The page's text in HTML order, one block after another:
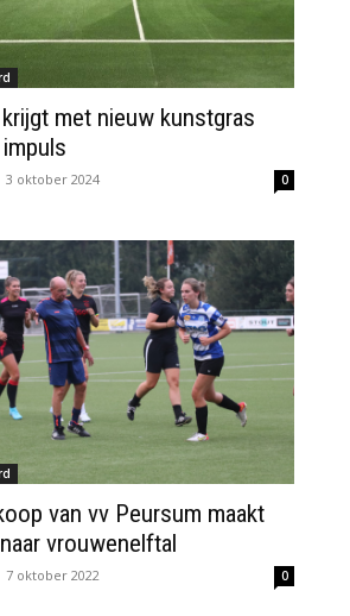
met nieuw kunstgras
3 oktober 2024 0
van vv Peursum maakt
vrouwenelftal
7 oktober 2022 0